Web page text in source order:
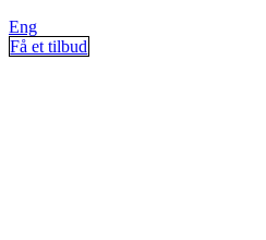
Eng
Få et tilbud